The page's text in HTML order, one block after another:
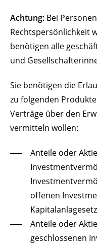
Achtung: Bei
Rechtspersönlichkeit
benötigen alle
und
Sie benötigen die
zu folgenden
Verträge über den
vermitteln wollen:
Anteile oder
offenen
Anteile oder
geschlossenen